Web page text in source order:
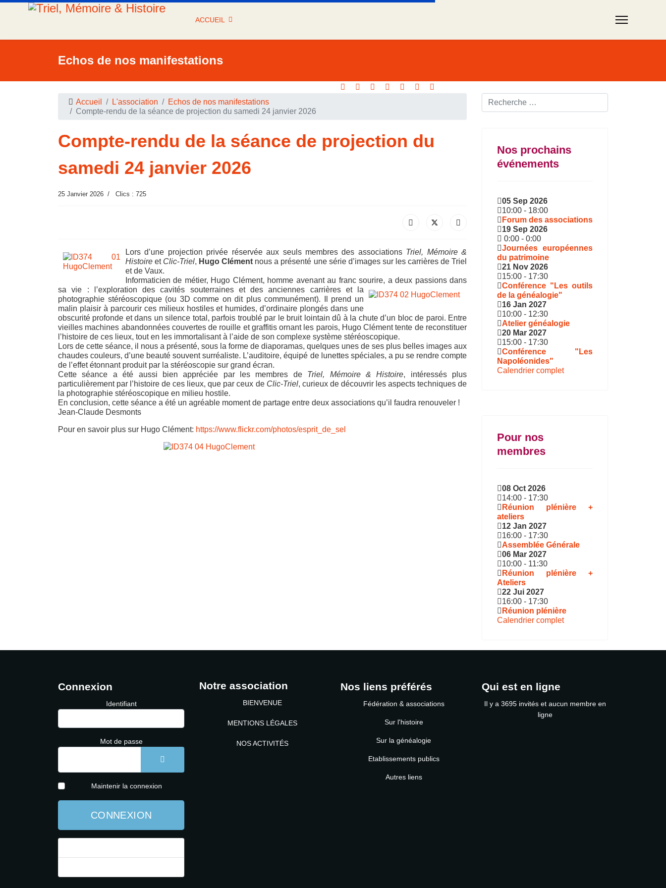
ACCUEIL
Echos de nos manifestations
Accueil L'association
Echos de nos manifestations
Compte-rendu de la séance de projection du samedi 24 janvier 2026
Rechercher ...
Compte-rendu de la séance de projection du
samedi 24 janvier 2026
25 Janvier 2026 Clics : 725
Lors d’une projection privée réservée aux seuls membres des associations Triel, Mémoire &
Histoire et Clic-Triel, Hugo Clément nous a présenté une série d’images sur les carrières de Triel
et de Vaux.
Informaticien de métier, Hugo Clément, homme avenant au franc sourire, a deux passions dans
sa vie : l’exploration des cavités souterraines et des anciennes carrières et la
photographie stéréoscopique (ou 3D comme on dit plus communément). Il prend un
malin plaisir à parcourir ces milieux hostiles et humides, d’ordinaire plongés dans une
obscurité profonde et dans un silence total, parfois troublé par le bruit lointain dû à la chute d’un bloc de paroi. Entre
vieilles machines abandonnées couvertes de rouille et graffitis ornant les parois, Hugo Clément tente de reconstituer
l’histoire de ces lieux, tout en les immortalisant à l’aide de son complexe système stéréoscopique.
Lors de cette séance, il nous a présenté, sous la forme de diaporamas, quelques unes de ses plus belles images aux
chaudes couleurs, d’une beauté souvent surréaliste. L’auditoire, équipé de lunettes spéciales, a pu se rendre compte
de l’effet étonnant produit par la stéréoscopie sur grand écran.
Cette séance a été aussi bien appréciée par les membres de Triel, Mémoire & Histoire, intéressés plus
particulièrement par l’histoire de ces lieux, que par ceux de Clic-Triel, curieux de découvrir les aspects techniques de
la photographie stéréoscopique en milieu hostile.
En conclusion, cette séance a été un agréable moment de partage entre deux associations qu’il faudra renouveler !
Jean-Claude Desmonts
Pour en savoir plus sur Hugo Clément: https://www.flickr.com/photos/esprit_de_sel
Nos prochains
événements
05 Sep 2026
10:00 - 18:00
Forum des associations
19 Sep 2026
0:00 - 0:00
Journées européennes
du patrimoine
21 Nov 2026
15:00 - 17:30
Conférence "Les outils
de la généalogie"
16 Jan 2027
10:00 - 12:30
Atelier généalogie
20 Mar 2027
15:00 - 17:30
Conférence "Les
Napoléonides"
Calendrier complet
Pour nos
membres
08 Oct 2026
14:00 - 17:30
Réunion plénière +
ateliers
12 Jan 2027
16:00 - 17:30
Assemblée Générale
06 Mar 2027
10:00 - 11:30
Réunion plénière +
Ateliers
22 Jui 2027
16:00 - 17:30
Réunion plénière
Calendrier complet
Connexion
Identifiant
Mot de passe
AFFICHER LE MOT DE PASSE
Maintenir la connexion
CONNEXION
Notre association
BIENVENUE
MENTIONS LÉGALES
NOS ACTIVITÉS
Nos liens préférés
Fédération & associations
Sur l'histoire
Sur la généalogie
Etablissements publics
Autres liens
Qui est en ligne
Il y a 3695 invités et aucun membre en
ligne